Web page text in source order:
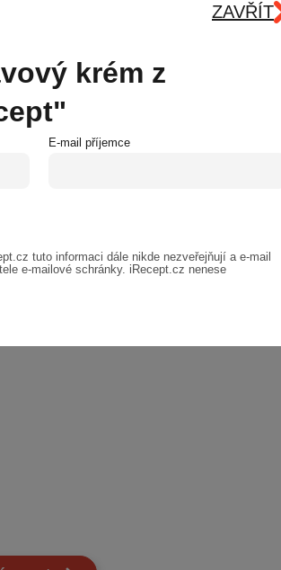
ZAVŘÍT
krém z
E-mail příjemce
tuto informaci dále nikde nezveřejňují a e-mail
e-mailové schránky. iRecept.cz nenese